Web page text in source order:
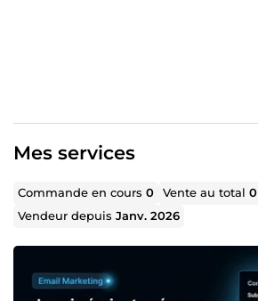
Mes services
Commande en cours0 Vente au total0
Vendeur depuisJanv. 2026